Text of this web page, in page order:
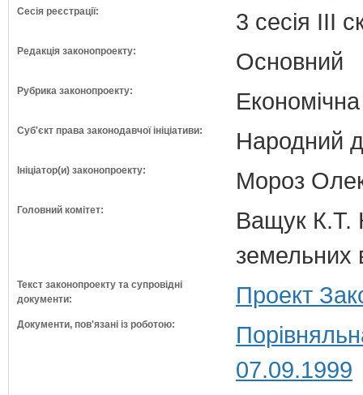
Сесія реєстрації: 3 сесія III
Редакція законопроекту: Основний
Рубрика законопроекту:
Суб'єкт права законодавчої ініціативи: Народний
Ініціатор(и) законопроекту: Мороз
Головний комітет:
Ващук К.Т.
земельних
Текст законопроекту та супровідні
документи:
Проект
Документи, пов'язані із роботою:
07.09.1999